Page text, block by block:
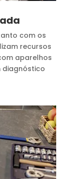
com os
recursos
aparelhos
diagnóstico